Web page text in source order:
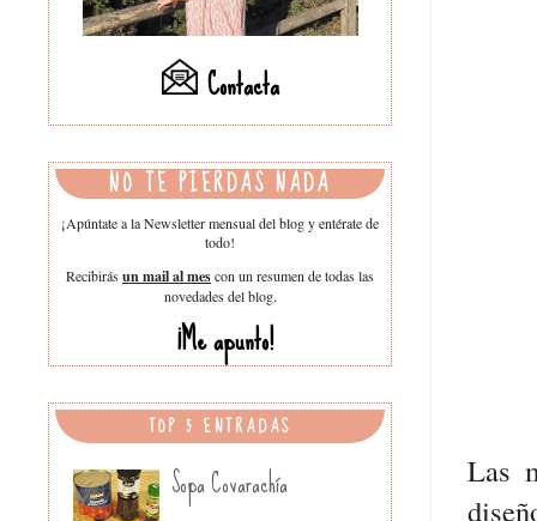
Las
Contacta
NO TE PIERDAS NADA
¡Apúntate a la Newsletter mensual del blog y entérate de
todo!
Recibirásun mail al mescon un resumen de todas las
novedades del blog.
¡Me apunto!
TOP 5 ENTRADAS
Sopa Covarachía